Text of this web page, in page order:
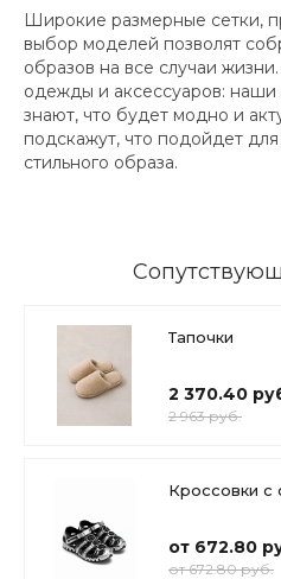
Широкие размерные сетки,
выбор моделей позволят
образов на все случаи
одежды и аксессуаров: наши
знают, что будет модно и
подскажут, что подойдет
стильного образа.
Тапочки
2 370.40
2 963 руб.
Кроссовки с
от 672.80
от 672.80 руб.